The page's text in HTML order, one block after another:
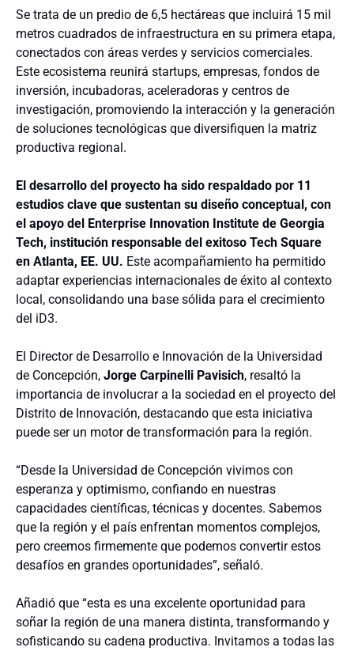
Se trata de un predio de 6,5 hectáreas que incluirá 15 mil
metros cuadrados de infraestructura en su primera etapa,
conectados con áreas verdes y servicios comerciales.
Este ecosistema reunirá startups, empresas, fondos de
inversión, incubadoras, aceleradoras y centros de
investigación, promoviendo la interacción y la generación
de soluciones tecnológicas que diversifiquen la matriz
productiva regional.
El desarrollo del proyecto ha sido respaldado por 11
estudios clave que sustentan su diseño conceptual, con
el apoyo del Enterprise Innovation Institute de Georgia
Tech, institución responsable del exitoso Tech Square
en Atlanta, EE. UU. Este acompañamiento ha permitido
adaptar experiencias internacionales de éxito al contexto
local, consolidando una base sólida para el crecimiento
del iD3.
El Director de Desarrollo e Innovación de la Universidad
de Concepción, Jorge Carpinelli Pavisich, resaltó la
importancia de involucrar a la sociedad en el proyecto del
Distrito de Innovación, destacando que esta iniciativa
puede ser un motor de transformación para la región.
“Desde la Universidad de Concepción vivimos con
esperanza y optimismo, confiando en nuestras
capacidades científicas, técnicas y docentes. Sabemos
que la región y el país enfrentan momentos complejos,
pero creemos firmemente que podemos convertir estos
desafíos en grandes oportunidades”, señaló.
Añadió que “esta es una excelente oportunidad para
soñar la región de una manera distinta, transformando y
sofisticando su cadena productiva. Invitamos a todas las